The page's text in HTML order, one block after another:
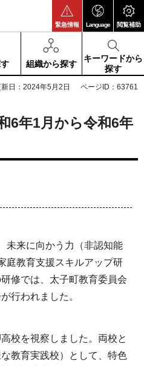
緊急情報 Language 閲覧補助
組織から探す
キーワードから
探す
日：2024年5月2日 ページID：63761
6年1月から令和6年
来に向かう力（非認知能
庭教育支援スキルアップ研
修では、太子町教育委員会
行われました。
校を視察しました。両校と
教育実践校）として、特色